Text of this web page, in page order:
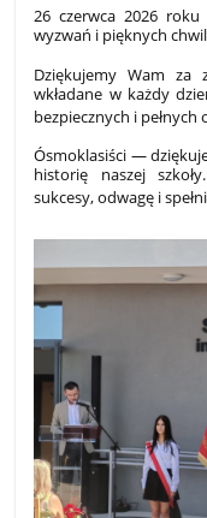
26 czerwca 2026 roku
wyzwań i pięknych
Dziękujemy Wam za
wkładane w każdy
bezpiecznych i
Ósmoklasiści —
historię naszej
sukcesy, odwagę i